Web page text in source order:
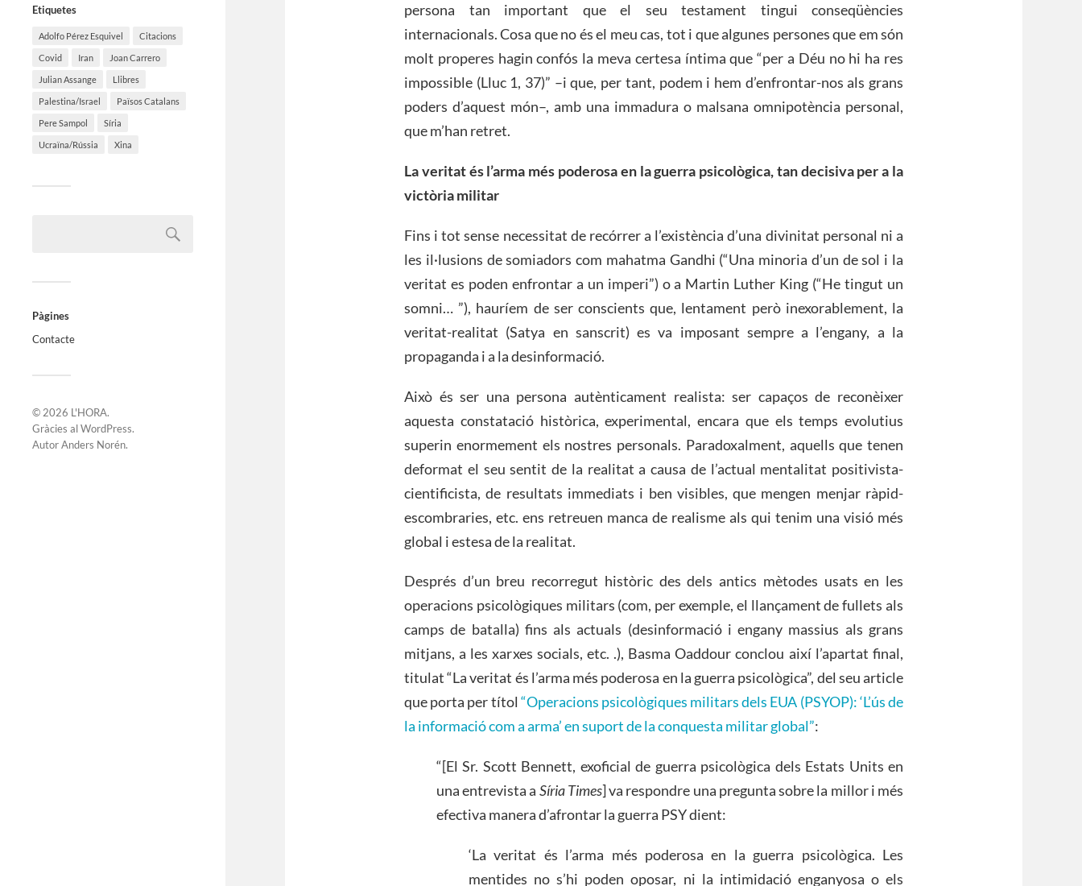
Etiquetes
Adolfo Pérez Esquivel Citacions
Covid Iran Joan Carrero
Julian Assange Llibres
Palestina/Israel Països Catalans
Pere Sampol Síria
Ucraïna/Rússia Xina
Pàgines
Contacte
© 2026 L'HORA.
Gràcies alWordPress.
AutorAnders Norén.
persona tan important que el seu testament tingui conseqüències
internacionals. Cosa que no és el meu cas, tot i que algunes persones que em són
molt properes hagin confós la meva certesa íntima que “per a Déu no hi ha res
impossible (Lluc 1, 37)” –i que, per tant, podem i hem d’enfrontar-nos als grans
poders d’aquest món–, amb una immadura o malsana omnipotència personal,
que m’han retret.
La veritat és l’arma més poderosa en la guerra psicològica, tan decisiva per a la
victòria militar
Fins i tot sense necessitat de recórrer a l’existència d’una divinitat personal ni a
les il·lusions de somiadors com mahatma Gandhi (“Una minoria d’un de sol i la
veritat es poden enfrontar a un imperi”) o a Martin Luther King (“He tingut un
somni… ”), hauríem de ser conscients que, lentament però inexorablement, la
veritat-realitat (Satya en sanscrit) es va imposant sempre a l’engany, a la
propaganda i a la desinformació.
Això és ser una persona autènticament realista: ser capaços de reconèixer
aquesta constatació històrica, experimental, encara que els temps evolutius
superin enormement els nostres personals. Paradoxalment, aquells que tenen
deformat el seu sentit de la realitat a causa de l’actual mentalitat positivista-
cientificista, de resultats immediats i ben visibles, que mengen menjar ràpid-
escombraries, etc. ens retreuen manca de realisme als qui tenim una visió més
global i estesa de la realitat.
Després d’un breu recorregut històric des dels antics mètodes usats en les
operacions psicològiques militars (com, per exemple, el llançament de fullets als
camps de batalla) fins als actuals (desinformació i engany massius als grans
mitjans, a les xarxes socials, etc. .), Basma Oaddour conclou així l’apartat final,
titulat “La veritat és l’arma més poderosa en la guerra psicològica”, del seu article
que porta per títol “Operacions psicològiques militars dels EUA (PSYOP): ‘L’ús de
la informació com a arma’ en suport de la conquesta militar global”:
“[El Sr. Scott Bennett, exoficial de guerra psicològica dels Estats Units en
una entrevista a Síria Times] va respondre una pregunta sobre la millor i més
efectiva manera d’afrontar la guerra PSY dient:
‘La veritat és l’arma més poderosa en la guerra psicològica. Les
mentides no s’hi poden oposar, ni la intimidació enganyosa o els